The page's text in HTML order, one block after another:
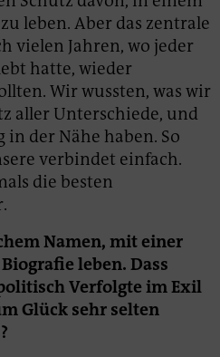
leben. Aber das zentrale
vielen Jahren, wo jeder
hatte, wieder
Wir wussten, was wir
aller Unterschiede, und
der Nähe haben. So
verbindet einfach.
die besten
Namen, mit einer
leben. Dass
Verfolgte im Exil
Glück sehr selten